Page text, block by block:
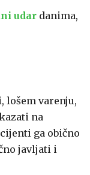
udar danima,
lošem varenju,
na
ga obično
javljati i